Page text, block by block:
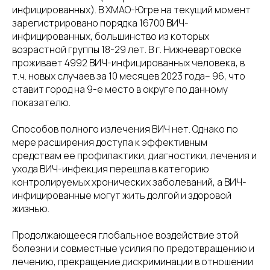
инфицированных). В ХМАО-Югре на текущий момент
зарегистрировано порядка 16700 ВИЧ-
инфицированных, большинство из которых
возрастной группы 18-29 лет. В г. Нижневартовске
проживает 4992 ВИЧ-инфицированных человека, в
т.ч. новых случаев за 10 месяцев 2023 года– 96, что
ставит город на 9-е место в округе по данному
показателю.
Способов полного излечения ВИЧ нет. Однако по
мере расширения доступа к эффективным
средствам ее профилактики, диагностики, лечения и
ухода ВИЧ-инфекция перешла в категорию
контролируемых хронических заболеваний, а ВИЧ-
инфицированные могут жить долгой и здоровой
жизнью.
Продолжающееся глобальное воздействие этой
болезни и совместные усилия по предотвращению и
лечению, прекращение дискриминации в отношении